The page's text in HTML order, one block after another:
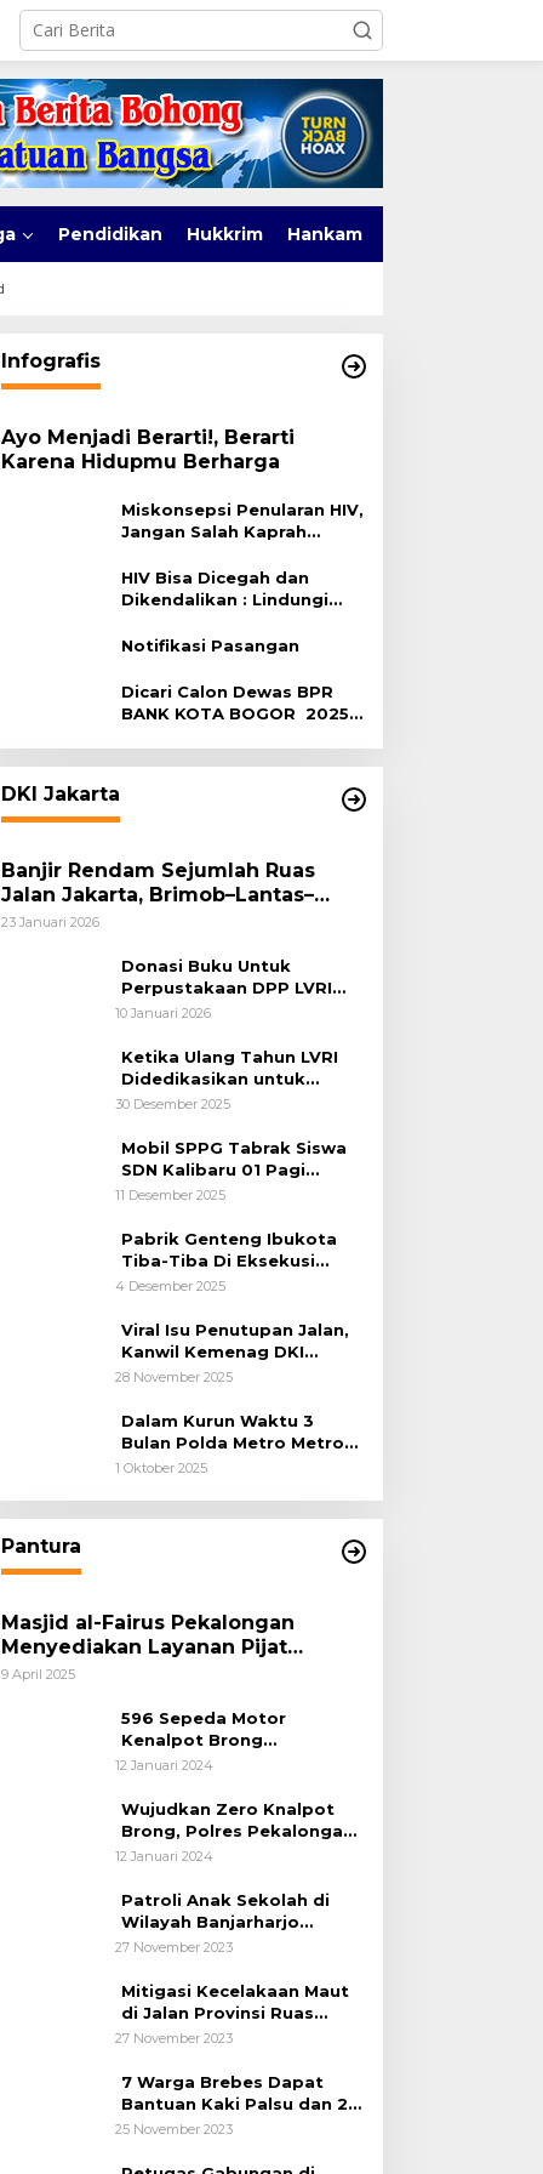
Pendidikan Hukkrim Hankam
Infografis
Ayo Menjadi Berarti!, Berarti
Karena Hidupmu Berharga
Miskonsepsi Penularan HIV,
Jangan Salah Kaprah
HIV Bisa Dicegah dan
Dikendalikan : Lindungi
Notifikasi Pasangan
Dicari Calon Dewas BPR
BANK KOTA BOGOR 2025-
DKI Jakarta
Banjir Rendam Sejumlah Ruas
Jalan Jakarta, Brimob–Lantas–
Polair PMJ Bergerak Cepat, Polri
23 Januari 2026
Donasi Buku Untuk
Perpustakaan DPP LVRI
Terus Mengalir
10 Januari 2026
Ketika Ulang Tahun LVRI
Didedikasikan untuk
Kemanusiaan
30 Desember 2025
Mobil SPPG Tabrak Siswa
SDN Kalibaru 01 Pagi
Cilincing Jakarta Utara
11 Desember 2025
Pabrik Genteng Ibukota
Tiba-Tiba Di Eksekusi
Jurusita Pengadilan Negeri
Hukum Sejak Awal
4 Desember 2025
Viral Isu Penutupan Jalan,
Kanwil Kemenag DKI
Jakarta Luruskan Fakta
28 November 2025
Dalam Kurun Waktu 3
Bulan Polda Metro Metro
Ungkap 1,14 Ton Narkoba
1 Oktober 2025
Pantura
Masjid al-Fairus Pekalongan
Menyediakan Layanan Pijat
hingga Potong Rambut Gratis bagi
9 April 2025
596 Sepeda Motor
Kenalpot Brong
Diamankan Polres
12 Januari 2024
Wujudkan Zero Knalpot
Brong, Polres Pekalongan
Kota Berikan Edukasi
12 Januari 2024
Patroli Anak Sekolah di
Wilayah Banjarharjo
Brebes
27 November 2023
Mitigasi Kecelakaan Maut
di Jalan Provinsi Ruas
Banjarharjo-Salem
27 November 2023
7 Warga Brebes Dapat
Bantuan Kaki Palsu dan 2
Operasi Bibir Sumbing
25 November 2023